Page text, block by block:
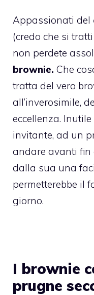
Appassionati del
(credo che si
non perdete
brownie. Che
tratta del vero
all’inverosimile,
eccellenza.
invitante, ad un
andare avanti fin
dalla sua una
permetterebbe il
giorno.
I brownie
prugne